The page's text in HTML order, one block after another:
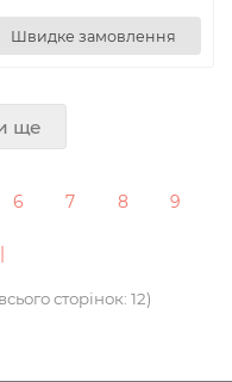
Швидке замовлення
ще
6 7 8 9
сторінок: 12)